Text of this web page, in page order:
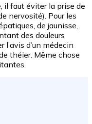
il faut éviter la prise de
nervosité). Pour les
de jaunisse,
des douleurs
d’un médecin
théier. Même chose